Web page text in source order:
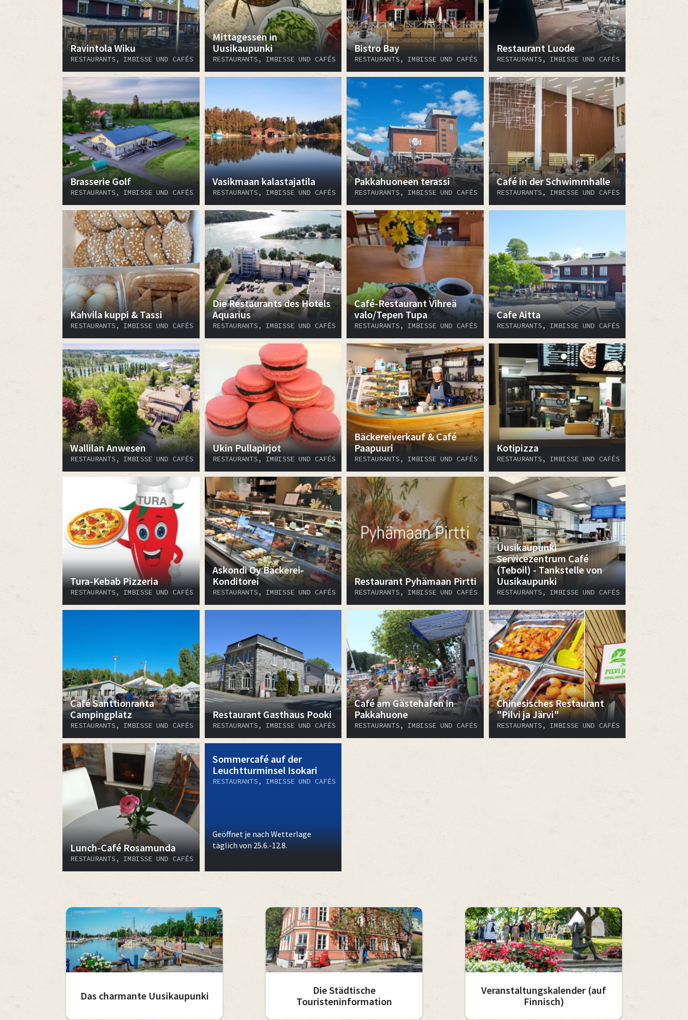
Ravintola Wiku
RESTAURANTS, IMBISSE UND CAFÉS
Mittagessen in
Uusikaupunki
RESTAURANTS, IMBISSE UND CAFÉS
Bistro Bay
RESTAURANTS, IMBISSE UND CAFÉS
Restaurant Luode
RESTAURANTS, IMBISSE UND CAFÉS
Brasserie Golf
RESTAURANTS, IMBISSE UND CAFÉS
Vasikmaan kalastajatila
RESTAURANTS, IMBISSE UND CAFÉS
Pakkahuoneen terassi
RESTAURANTS, IMBISSE UND CAFÉS
Café in der Schwimmhalle
RESTAURANTS, IMBISSE UND CAFÉS
Kahvila kuppi & Tassi
RESTAURANTS, IMBISSE UND CAFÉS
Die Restaurants des Hotels
Aquarius
RESTAURANTS, IMBISSE UND CAFÉS
Café-Restaurant Vihreä
valo/Tepen Tupa
RESTAURANTS, IMBISSE UND CAFÉS
Cafe Aitta
RESTAURANTS, IMBISSE UND CAFÉS
Wallilan Anwesen
RESTAURANTS, IMBISSE UND CAFÉS
Ukin Pullapirjot
RESTAURANTS, IMBISSE UND CAFÉS
Bäckereiverkauf & Café
Paapuuri
RESTAURANTS, IMBISSE UND CAFÉS
Kotipizza
RESTAURANTS, IMBISSE UND CAFÉS
Tura-Kebab Pizzeria
RESTAURANTS, IMBISSE UND CAFÉS
Askondi Oy Bäckerei-
Konditorei
RESTAURANTS, IMBISSE UND CAFÉS
Restaurant Pyhämaan Pirtti
RESTAURANTS, IMBISSE UND CAFÉS
Uusikaupunki
Servicezentrum Café
(Teboil) - Tankstelle von
Uusikaupunki
RESTAURANTS, IMBISSE UND CAFÉS
Café Santtionranta
Campingplatz
RESTAURANTS, IMBISSE UND CAFÉS
Restaurant Gasthaus Pooki
RESTAURANTS, IMBISSE UND CAFÉS
Café am Gästehafen in
Pakkahuone
RESTAURANTS, IMBISSE UND CAFÉS
Chinesisches Restaurant
"Pilvi ja Järvi"
RESTAURANTS, IMBISSE UND CAFÉS
Lunch-Café Rosamunda
RESTAURANTS, IMBISSE UND CAFÉS
Sommercafé auf der
Leuchtturminsel Isokari
RESTAURANTS, IMBISSE UND CAFÉS
Geöffnet je nach Wetterlage
täglich von 25.6.-12.8.
Das charmante Uusikaupunki
Die Städtische
Touristeninformation
Veranstaltungskalender (auf
Finnisch)